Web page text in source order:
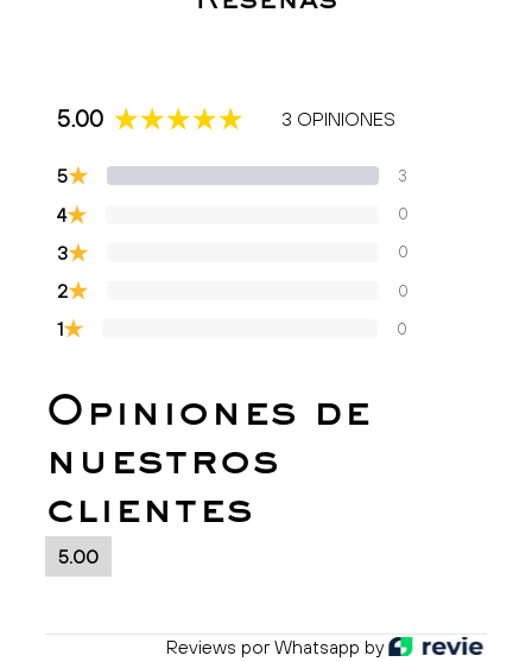
5.00 3 OPINIONES
5★ 3
4★ 0
3★ 0
2★ 0
1★ 0
Opiniones de
nuestros
clientes
5.00
Reviews por Whatsapp by